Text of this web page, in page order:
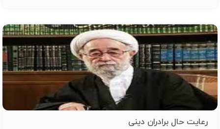
رعایت حال برادران دینی